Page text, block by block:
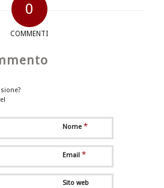
0
COMMENTI
Nome *
Email *
Sito web